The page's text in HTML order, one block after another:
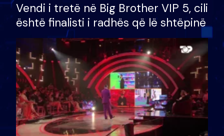
Vendi i tretë në Big Brother VIP 5, cili
është finalisti i radhës që lë shtëpinë